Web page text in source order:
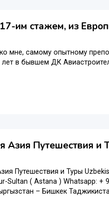
им стажем, из
мне, самому опытному
в бывшем ДК
Азия Путешествия и
Путешествия и Туры
Sultan ( Astana ) Whatsapp: +
– Бишкек